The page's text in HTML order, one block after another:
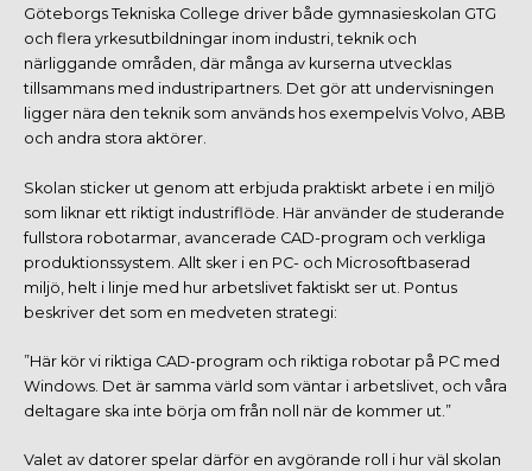
Göteborgs Tekniska College driver både gymnasieskolan GTG
och flera yrkesutbildningar inom industri, teknik och
närliggande områden, där många av kurserna utvecklas
tillsammans med industripartners. Det gör att undervisningen
ligger nära den teknik som används hos exempelvis Volvo, ABB
och andra stora aktörer.
Skolan sticker ut genom att erbjuda praktiskt arbete i en miljö
som liknar ett riktigt industriflöde. Här använder de studerande
fullstora robotarmar, avancerade CAD-program och verkliga
produktionssystem. Allt sker i en PC- och Microsoftbaserad
miljö, helt i linje med hur arbetslivet faktiskt ser ut. Pontus
beskriver det som en medveten strategi:
”Här kör vi riktiga CAD-program och riktiga robotar på PC med
Windows. Det är samma värld som väntar i arbetslivet, och våra
deltagare ska inte börja om från noll när de kommer ut.”
Valet av datorer spelar därför en avgörande roll i hur väl skolan